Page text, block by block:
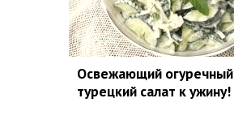
Освежающий огуречный
турецкий салат к ужину!